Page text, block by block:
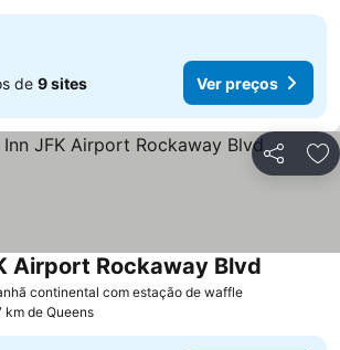
de 9 sites Ver preços
Partilhar
continental com estação de waffleVer preços
Airport Rockaway Blvd
km de Queens